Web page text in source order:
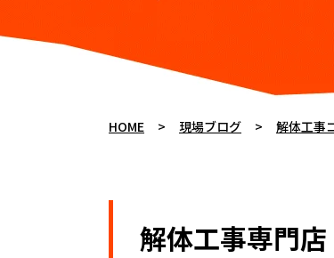
HOME > 現場ブログ > 解体工事
解体工事専門